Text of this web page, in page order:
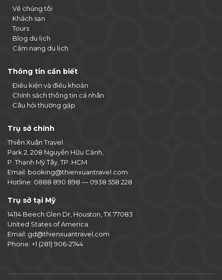
Về chúng tôi
Khách sạn
Tours
Blog du lịch
Cẩm nang du lịch
Thông tin cần biết
Điều kiện và điều khoản
Chính sách thông tin cá nhân
Câu hỏi thường gặp
Trụ sở chính
Thiên Xuân Travel
Park 2, 208 Nguyễn Hữu Cảnh,
P. Thạnh Mỹ Tây, TP. HCM
Email: booking@thienxuantravel.com
Hotline: 0888 890 898 — 0938 558 228
Trụ sở tại Mỹ
14114 Beech Glen Dr, Houston, TX 77083
United States of America
Email: gd@thienxuantravel.com
Phone: +1 (281) 906-2744